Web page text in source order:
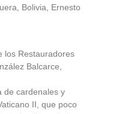
Bolivia, Ernesto
los Restauradores
Balcarce,
de cardenales y
II, que poco